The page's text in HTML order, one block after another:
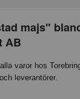
majs"
AB
varor hos
leverantörer.